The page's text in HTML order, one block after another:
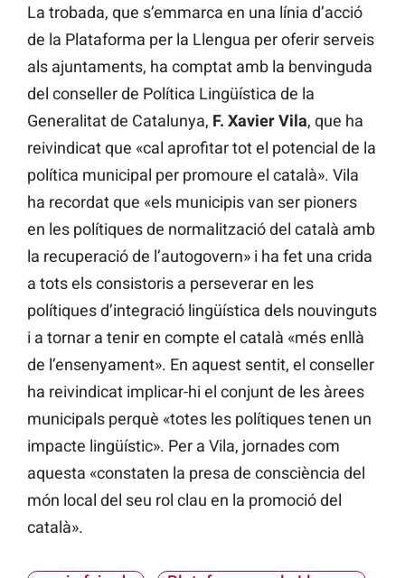
La trobada, que s’emmarca en una línia d’acció
de la Plataforma per la Llengua per oferir serveis
als ajuntaments, ha comptat amb la benvinguda
del conseller de Política Lingüística de la
Generalitat de Catalunya, F. Xavier Vila, que ha
reivindicat que «cal aprofitar tot el potencial de la
política municipal per promoure el català». Vila
ha recordat que «els municipis van ser pioners
en les polítiques de normalització del català amb
la recuperació de l’autogovern» i ha fet una crida
a tots els consistoris a perseverar en les
polítiques d’integració lingüística dels nouvinguts
i a tornar a tenir en compte el català «més enllà
de l’ensenyament». En aquest sentit, el conseller
ha reivindicat implicar-hi el conjunt de les àrees
municipals perquè «totes les polítiques tenen un
impacte lingüístic». Per a Vila, jornades com
aquesta «constaten la presa de consciència del
món local del seu rol clau en la promoció del
català».